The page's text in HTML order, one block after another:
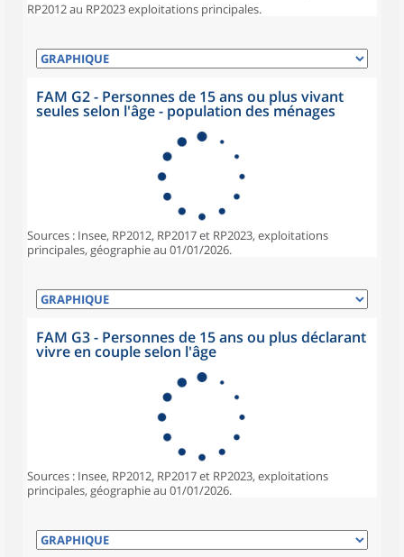
RP2012 au RP2023 exploitations principales.
FAM G2 - Personnes de 15 ans ou plus vivant
seules selon l'âge - population des ménages
Sources : Insee, RP2012, RP2017 et RP2023, exploitations
principales, géographie au 01/01/2026.
FAM G3 - Personnes de 15 ans ou plus déclarant
vivre en couple selon l'âge
Sources : Insee, RP2012, RP2017 et RP2023, exploitations
principales, géographie au 01/01/2026.